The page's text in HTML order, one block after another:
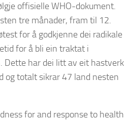
offisielle WHO-dokument.
tre månader, fram til 12.
for å godkjenne dei radikale
for å bli ein traktat i
Dette har dei litt av eit hastverk
og totalt sikrar 47 land nesten
for and response to health